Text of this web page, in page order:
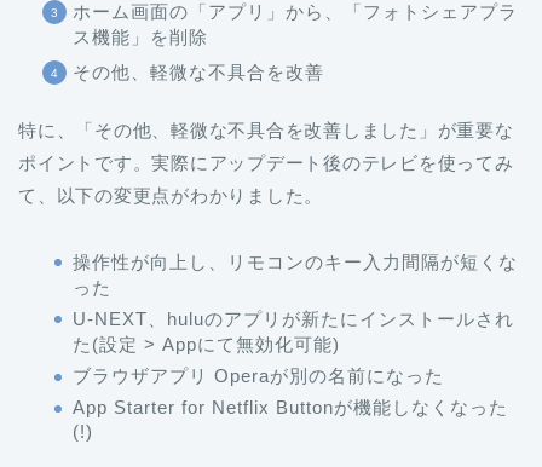
ホーム画面の「アプリ」から、「フォトシェアプラ
ス機能」を削除
その他、軽微な不具合を改善
特に、「その他、軽微な不具合を改善しました」が重要な
ポイントです。実際にアップデート後のテレビを使ってみ
て、以下の変更点がわかりました。
操作性が向上し、リモコンのキー入力間隔が短くな
った
U-NEXT、huluのアプリが新たにインストールされ
た(設定 > Appにて無効化可能)
ブラウザアプリ Operaが別の名前になった
App Starter for Netflix Buttonが機能しなくなった
(!)